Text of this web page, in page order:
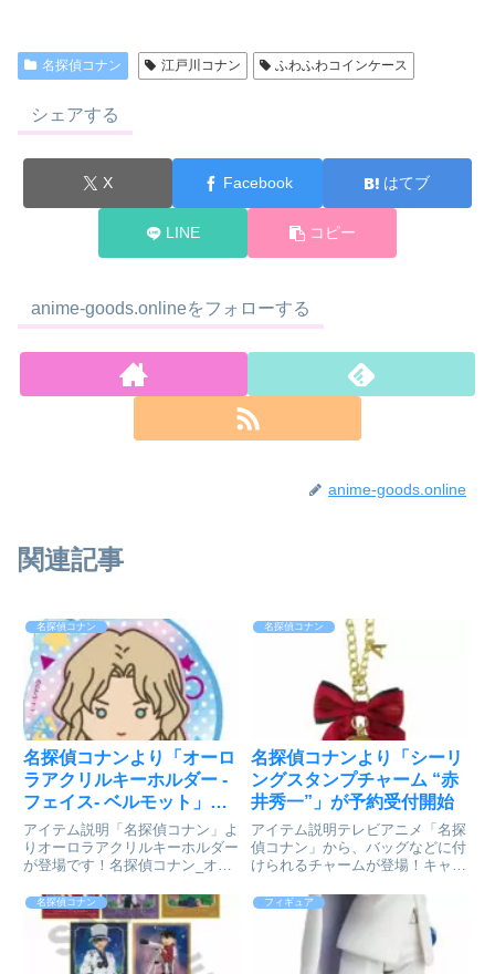
名探偵コナン 江戸川コナン ふわふわコインケース
シェアする
X Facebook はてブ
LINE コピー
anime-goods.onlineをフォローする
anime-goods.online
関連記事
名探偵コナン
名探偵コナンより「オーロ
ラアクリルキーホルダー -
フェイス- ベルモット」が
予約受付開始
アイテム説明「名探偵コナン」よ
りオーロラアクリルキーホルダー
が登場です！名探偵コナン_オー
イス- ベルモット©青山剛昌/小学
館・読売テレビ・TMS
1996colleizeで探す
名探偵コナン
名探偵コナンより「シーリ
ングスタンプチャーム “赤
井秀一”」が予約受付開始
アイテム説明テレビアニメ「名探
偵コナン」から、バッグなどに付
けられるチャームが登場！キャラ
グ型チャームがついています♪名
探偵コナン_シーリングスタンプ
チャーム 赤井秀一©青山剛昌/小
学館・読売テレビ・TMS 1...
名探偵コナン フィギュア